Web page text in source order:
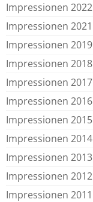
Impressionen 2022
Impressionen 2021
Impressionen 2019
Impressionen 2018
Impressionen 2017
Impressionen 2016
Impressionen 2015
Impressionen 2014
Impressionen 2013
Impressionen 2012
Impressionen 2011